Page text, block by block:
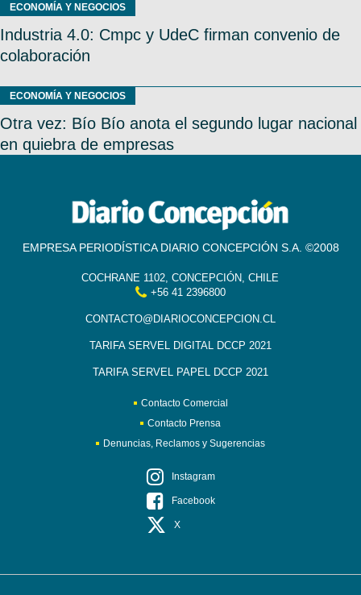
ECONOMÍA Y NEGOCIOS
Industria 4.0: Cmpc y UdeC firman convenio de
colaboración
ECONOMÍA Y NEGOCIOS
Otra vez: Bío Bío anota el segundo lugar nacional
en quiebra de empresas
EMPRESA PERIODÍSTICA DIARIO CONCEPCIÓN S.A. ©2008
COCHRANE 1102, CONCEPCIÓN, CHILE
+56 41 2396800
CONTACTO@DIARIOCONCEPCION.CL
TARIFA SERVEL DIGITAL DCCP 2021
TARIFA SERVEL PAPEL DCCP 2021
Contacto Comercial
Contacto Prensa
Denuncias, Reclamos y Sugerencias
Instagram
Facebook
X